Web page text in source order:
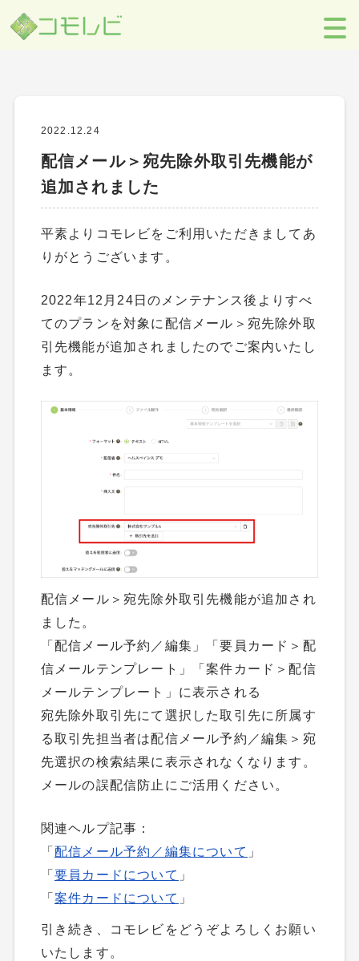
【コモレビ】SES事業者のための営業支援ツール
ニュー
ス>配信メール＞宛先除外取引先機能が追加されました
2022.12.24
配信メール＞宛先除外取引先機能が
追加されました
平素よりコモレビをご利用いただきましてあ
りがとうございます。
2022年12月24日のメンテナンス後よりすべ
てのプランを対象に配信メール＞宛先除外取
引先機能が追加されましたのでご案内いたし
ます。
配信メール＞宛先除外取引先機能が追加され
ました。
「配信メール予約／編集」「要員カード＞配
信メールテンプレート」「案件カード＞配信
メールテンプレート」に表示される
宛先除外取引先にて選択した取引先に所属す
る取引先担当者は配信メール予約／編集＞宛
先選択の検索結果に表示されなくなります。
メールの誤配信防止にご活用ください。
関連ヘルプ記事：
「配信メール予約／編集について 」
「要員カードについて 」
「案件カードについて 」
引き続き、コモレビをどうぞよろしくお願い
いたします。